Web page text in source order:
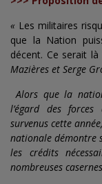
« Les militaires
que la Nation
décent. Ce serait
Mazières et Serge
Alors que la
l’égard des
survenus cette
nationale démontre
les crédits
nombreuses